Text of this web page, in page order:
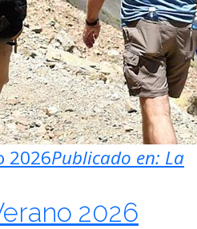
2026Publicado en: La
2026